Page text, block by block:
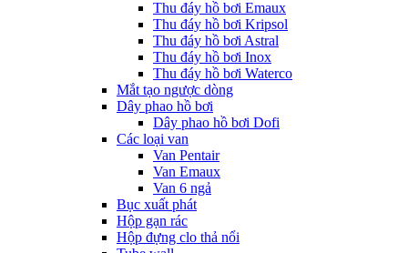
Thu đáy hồ bơi Emaux
Thu đáy hồ bơi Kripsol
Thu đáy hồ bơi Astral
Thu đáy hồ bơi Inox
Thu đáy hồ bơi Waterco
Mắt tạo ngược dòng
Dây phao hồ bơi
Dây phao hồ bơi Dofi
Các loại van
Van Pentair
Van Emaux
Van 6 ngả
Bục xuất phát
Hộp gạn rác
Hộp đựng clo thả nổi